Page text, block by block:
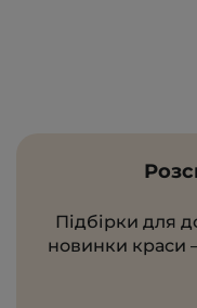
Підбірки для
новинки краси